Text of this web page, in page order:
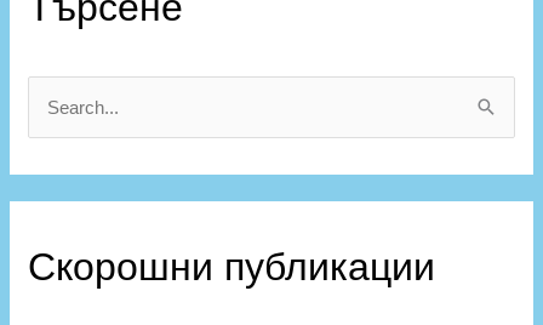
c
Скорошни публикации
о
р
и